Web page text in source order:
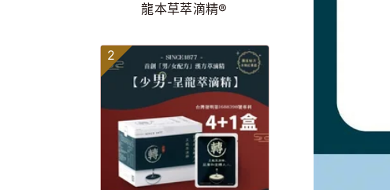
龍本草萃滴精®
2